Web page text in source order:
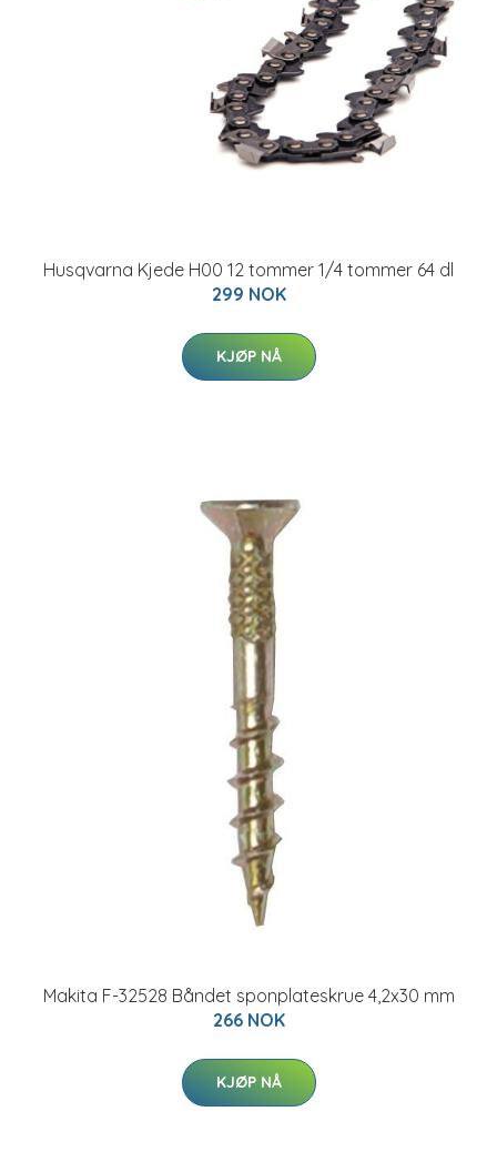
Husqvarna Kjede H00 12 tommer 1/4 tommer 64 dl
299 NOK
KJØP NÅ
Makita F-32528 Båndet sponplateskrue 4,2x30 mm
266 NOK
KJØP NÅ